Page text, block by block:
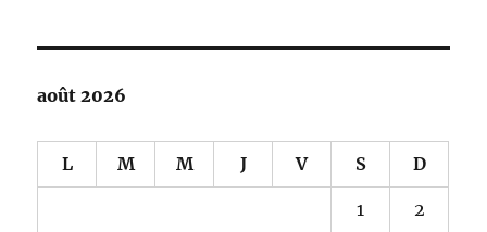
août 2026
L M M J V S D
1 2